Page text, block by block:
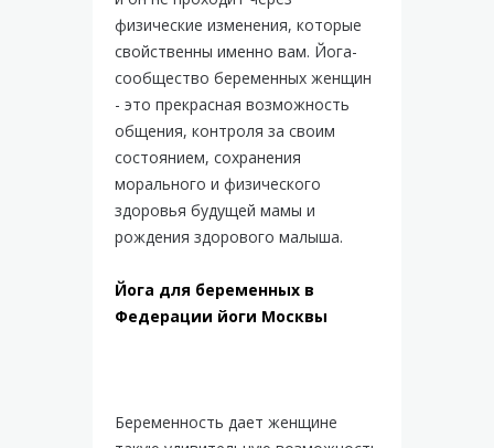
физические изменения, которые
свойственны именно вам. Йога-
сообщество беременных женщин
- это прекрасная возможность
общения, контроля за своим
состоянием, сохранения
морального и физического
здоровья будущей мамы и
рождения здорового малыша.
Йога для беременных в
Федерации йоги Москвы
Беременность дает женщине